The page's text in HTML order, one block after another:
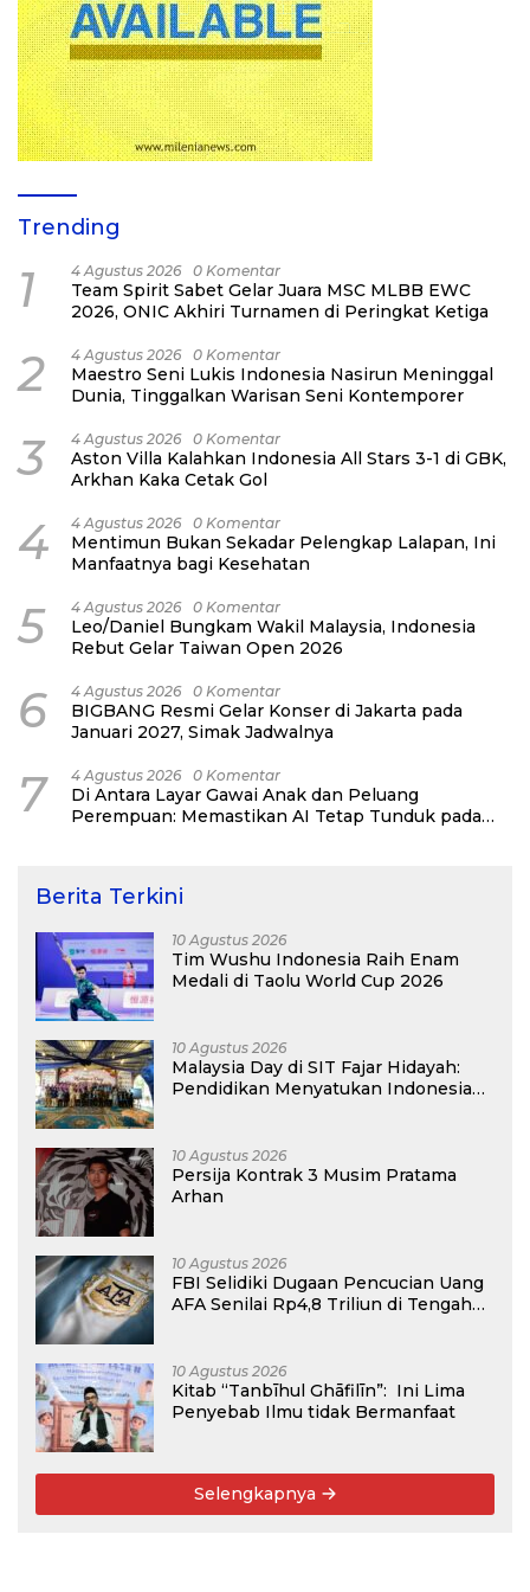
Trending
1 4 Agustus 2026 0 Komentar
Team Spirit Sabet Gelar Juara MSC MLBB EWC
2026, ONIC Akhiri Turnamen di Peringkat Ketiga
2 4 Agustus 2026 0 Komentar
Maestro Seni Lukis Indonesia Nasirun Meninggal
Dunia, Tinggalkan Warisan Seni Kontemporer
3 4 Agustus 2026 0 Komentar
Aston Villa Kalahkan Indonesia All Stars 3-1 di GBK,
Arkhan Kaka Cetak Gol
4 4 Agustus 2026 0 Komentar
Mentimun Bukan Sekadar Pelengkap Lalapan, Ini
Manfaatnya bagi Kesehatan
5 4 Agustus 2026 0 Komentar
Leo/Daniel Bungkam Wakil Malaysia, Indonesia
Rebut Gelar Taiwan Open 2026
6 4 Agustus 2026 0 Komentar
BIGBANG Resmi Gelar Konser di Jakarta pada
Januari 2027, Simak Jadwalnya
7 4 Agustus 2026 0 Komentar
Di Antara Layar Gawai Anak dan Peluang
Perempuan: Memastikan AI Tetap Tunduk pada
Berita Terkini
10 Agustus 2026
Tim Wushu Indonesia Raih Enam
Medali di Taolu World Cup 2026
10 Agustus 2026
Malaysia Day di SIT Fajar Hidayah:
Pendidikan Menyatukan Indonesia
10 Agustus 2026
Persija Kontrak 3 Musim Pratama
Arhan
10 Agustus 2026
FBI Selidiki Dugaan Pencucian Uang
AFA Senilai Rp4,8 Triliun di Tengah
10 Agustus 2026
Kitab “Tanbīhul Ghāfilīn”: Ini Lima
Penyebab Ilmu tidak Bermanfaat
Selengkapnya